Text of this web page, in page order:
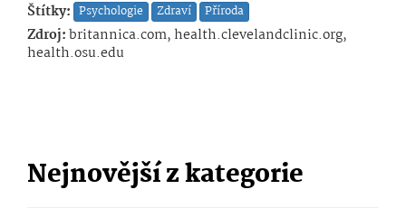
Štítky: Psychologie Zdraví Příroda
Zdroj:britannica.com, health.clevelandclinic.org,
health.osu.edu
Nejnovější z kategorie